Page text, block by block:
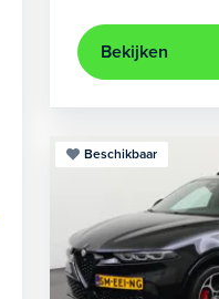
Bekijken
Beschikbaar